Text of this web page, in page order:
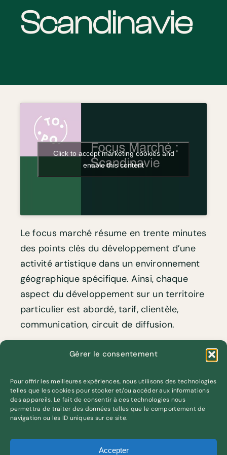
Gérer le consentement
Pour offrir les meilleures expériences, nous utilisons des technologies
telles que les cookies pour stocker et/ou accéder aux informations
des appareils. Le fait de consentir à ces technologies nous
permettra de traiter des données telles que le comportement de
navigation ou les ID uniques sur ce site.
Accepter
Scandinavie
Click to accept marketing cookies and
enable this content
Le focus marché résume en trente minutes
des points clés du développement d’une
activité artistique dans un environnement
géographique spécifique. Ainsi, chaque
aspect du développement sur un territoire
particulier est abordé, tarif, clientèle,
communication, circuit de diffusion.
En complément de la conférence de 30
ressources est accessible. Elle liste les
appels à projet, sites intéressants et lieux
de diffusion cités dans le focus marché.